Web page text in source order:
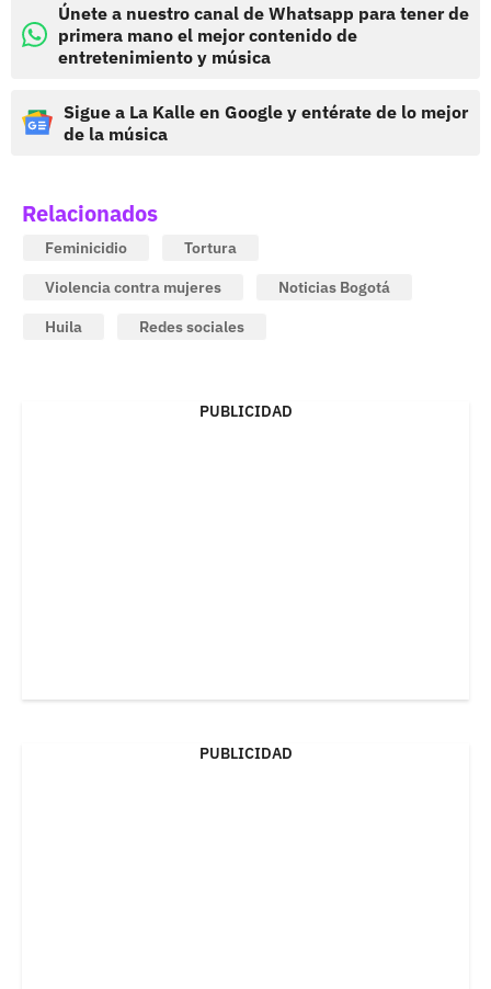
Únete a nuestro canal de Whatsapp para tener de
primera mano el mejor contenido de
entretenimiento y música
Sigue a La Kalle en Google y entérate de lo mejor
de la música
Relacionados
Feminicidio
Tortura
Violencia contra mujeres
Noticias Bogotá
Huila
Redes sociales
PUBLICIDAD
PUBLICIDAD